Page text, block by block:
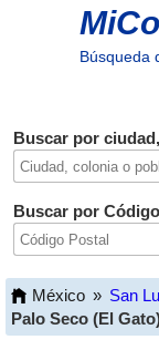
Búsqueda
Buscar por
Buscar por
México » San
Palo Seco (El